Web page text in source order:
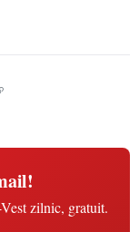
zilnic, gratuit.